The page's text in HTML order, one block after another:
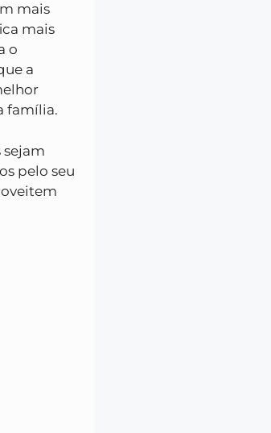
mais
mais
o
a
família.
pelo seu